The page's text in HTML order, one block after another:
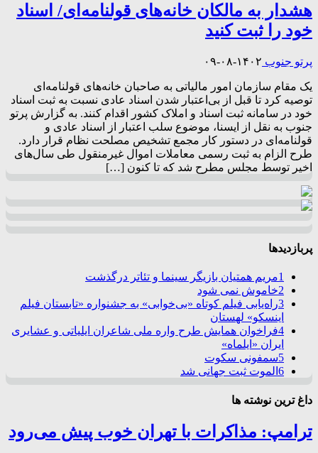
هشدار به مالکان خانه‌های قولنامه‌ای/ اسناد
خود را ثبت کنید
پرتو جنوب ۱۴۰۲-۰۸-۰۹
یک مقام سازمان امور مالیاتی به صاحبان خانه‌های قولنامه‌ای
توصیه کرد تا قبل از بی‌اعتبار شدن اسناد عادی نسبت به ثبت اسناد
خود در سامانه ثبت اسناد و املاک کشور اقدام کنند. به گزارش پرتو
جنوب به نقل از ایسنا، موضوع سلب اعتبار از اسناد عادی و
قولنامه‌ای در دستور کار مجمع تشخیص مصلحت نظام قرار دارد.
طرح الزام به ثبت رسمی معاملات اموال غیرمنقول طی سال‌های
اخیر توسط مجلس مطرح شد که تا کنون […]
پربازدیدها
1مریم همتیان بازیگر سینما و تئاتر درگذشت
2خاموش نمی شود
3راه‌یابی فیلم کوتاه «بی‌خوابی» به جشنواره «تابستان فیلم
اینسکو» لهستان
4فراخوان همایش طرح واره ملی شاعران ایلیاتی و عشایری
ایران «ایلماه»
5سمفونی سکوت
6 الموت ثبت جهانی شد
داغ ترین نوشته ها
ترامپ: مذاکرات با تهران خوب پیش می‌رود